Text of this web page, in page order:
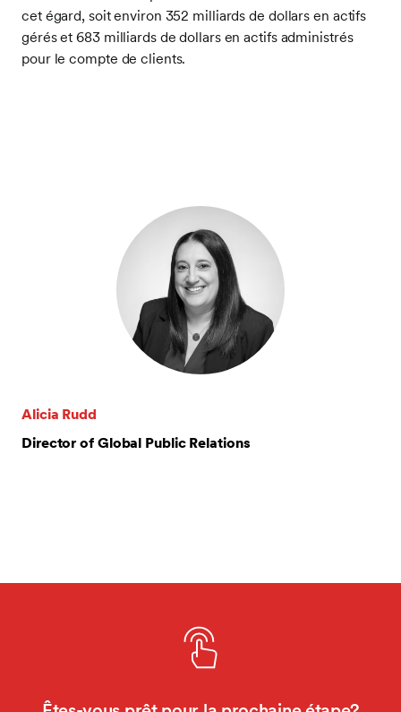
cet égard, soit environ 352 milliards de dollars en actifs
gérés et 683 milliards de dollars en actifs administrés
pour le compte de clients.
Alicia Rudd
Director of Global Public Relations